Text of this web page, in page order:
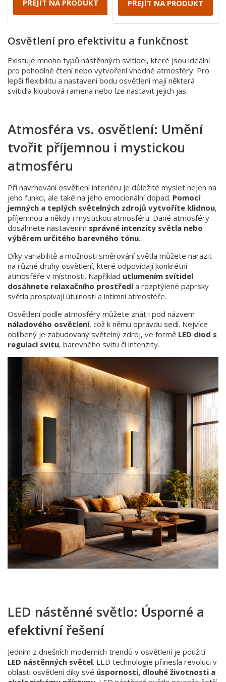
PŘEJÍT NA PRODUKT PŘEJÍT NA PRODUKT
Osvětlení pro efektivitu a funkčnost
Existuje mnoho typů nástěnných svítidel, které jsou ideální
pro pohodlné čtení nebo vytvoření vhodné atmosféry. Pro
lepší flexibilitu a nastavení bodu osvětlení mají některá
svítidla kloubová ramena nebo lze nastavit jejich jas.
Atmosféra vs. osvětlení: Umění
tvořit příjemnou i mystickou
atmosféru
Při navrhování osvětlení interiéru je důležité myslet nejen na
jeho funkci, ale také na jeho emocionální dopad. Pomocí
jemných a teplých světelných zdrojů vytvoříte klidnou,
příjemnou a někdy i mystickou atmosféru. Dané atmosféry
dosáhnete nastavením správné intenzity světla nebo
výběrem určitého barevného tónu.
Díky variabilitě a možnosti směrování světla můžete narazit
na různé druhy osvětlení, které odpovídají konkrétní
atmosféře v místnosti. Například utlumením svítidel
dosáhnete relaxačního prostředía rozptýlené paprsky
světla prospívají útulnosti a intimní atmosféře.
Osvětlení podle atmosféry můžete znát i pod názvem
náladového osvětlení, což k němu opravdu sedí. Nejvíce
oblíbený je zabudovaný světelný zdroj, ve formě LED diod s
regulací svitu, barevného svitu či intenzity.
LED nástěnné světlo: Úsporné a
efektivní řešení
Jedním z dnešních moderních trendů v osvětlení je použití
LED nástěnných světel. LED technologie přinesla revoluci v
oblasti osvětlení díky své úspornosti, dlouhé životnosti a